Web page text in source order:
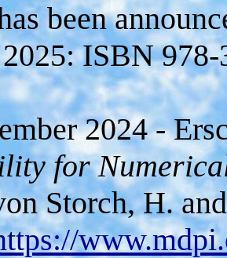
been
ISBN 978-
2024 -
for
Storch, H.